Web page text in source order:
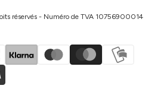
réservés - Numéro de TVA 10756900014